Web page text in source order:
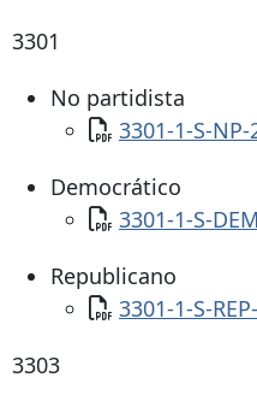
3301
No partidista
Documento
3301-1-S-
Democrático
Documento
3301-1-S-
Republicano
Documento
3301-1-S-
3303